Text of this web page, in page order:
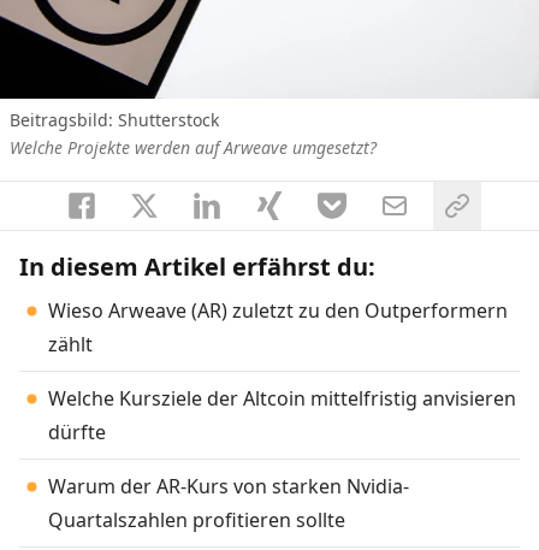
Beitragsbild: Shutterstock
Welche Projekte werden auf Arweave umgesetzt?
In diesem Artikel erfährst du:
Wieso Arweave (AR) zuletzt zu den Outperformern
zählt
Welche Kursziele der Altcoin mittelfristig anvisieren
dürfte
Warum der AR-Kurs von starken Nvidia-
Quartalszahlen profitieren sollte